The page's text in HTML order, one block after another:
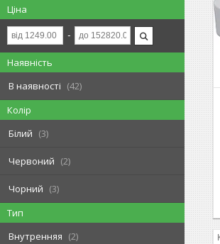
Ціна
Наявність
В наявності
42
Колір
Білий
3
Червоний 2
Чорний
3
Тип
Внутренняя
2